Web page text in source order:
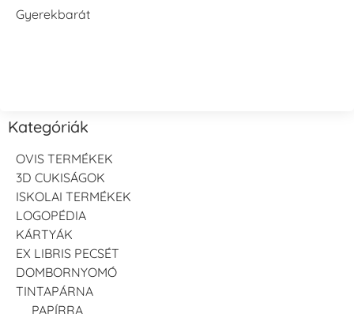
Gyerekbarát
Kategóriák
OVIS TERMÉKEK
3D CUKISÁGOK
ISKOLAI TERMÉKEK
LOGOPÉDIA
KÁRTYÁK
EX LIBRIS PECSÉT
DOMBORNYOMÓ
TINTAPÁRNA
PAPÍRRA